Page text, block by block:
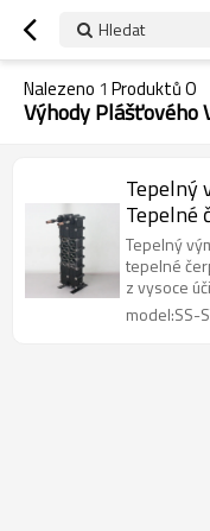
Hledat
Nalezeno 1 Produktů O
Výhody Plášťového
Tepelný
Tepelné
Tepelný
tepelné
z vysoce
omega a
model:SS-